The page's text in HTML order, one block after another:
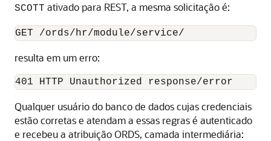
SCOTT ativado para REST, a mesma solicitação é:
GET /ords/hr/module/service/
resulta em um erro:
401 HTTP Unauthorized response/error
Qualquer usuário do banco de dados cujas credenciais
estão corretas e atendam a essas regras é autenticado
e recebeu a atribuição ORDS, camada intermediária: